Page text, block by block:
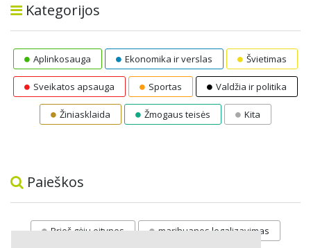
Kategorijos
Aplinkosauga Ekonomika ir verslas Švietimas
Sveikatos apsauga Sportas Valdžia ir politika
Žiniasklaida Žmogaus teisės Kita
Paieškos
Prieš gėju eitynes marihuanos legalizavimas